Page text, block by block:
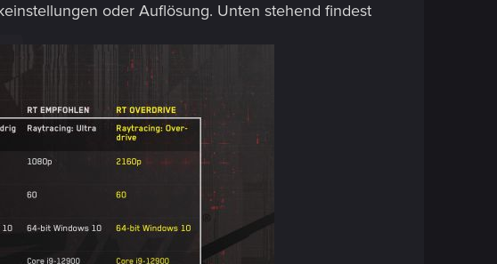
oder Auflösung. Unten stehend findest